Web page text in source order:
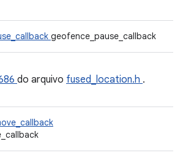
geofence_pause_callback
do arquivo fused_location.h .